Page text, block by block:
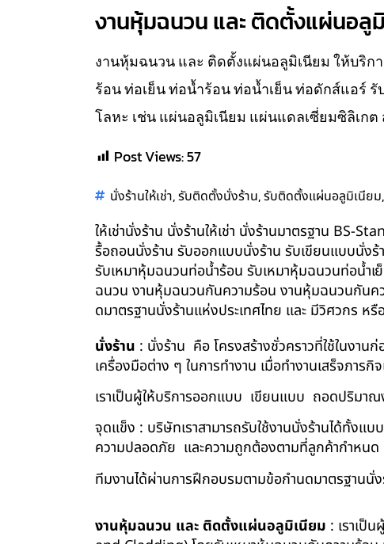
งานหุ้มฉนวน และ ติดตั้งแผ่นอลู
งานหุ้มฉนวน และ ติดตั้งแผ่นอลูมิเนียม ให้บริ
ร้อน ท่อเย็น ท่อน้ำร้อน ท่อน้ำเย็น ท่อดักส์แอร์
โลหะ เช่น แผ่นอลูมิเนียม แผ่นแดลเซี่ยมซิลิเก
Post Views:57
นั่งร้านให้เช่า,รับติดตั้งนั่งร้าน,รับติดตั้งแผ่นอลูมิเนียม,
ให้เช่านั่งร้าน นั่งร้านให้เช่า นั่งร้านมาตรฐาน
รื้อถอนนั่งร้าน รับออกแบบนั่งร้าน รับเขียนแบบนั่ง
รับเหมาหุ้มฉนวนท่อน้ำร้อน รับเหมาหุ้มฉนวนท่อน้ำ
ฉนวน งานหุ้มฉนวนกันความร้อน งานหุ้มฉนวนกันค
ดมาตรฐานนั่งร้านแห่งประเทศไทย และ มีวิศวกร ห
นั่งร้าน : นั่งร้าน คือ โครงสร้างชั่วคราวที่ใช้ในงา
เครื่องมือต่าง ๆ ในการทำงาน เมื่อทำงานเสร็จภา
เราเป็นผู้ให้บริการออกแบบ เขียนแบบ ถอดปริมา
จุดแข็ง : บริษัทเราสามารถรับใช้งานนั่งร้านได้ทั้ง
ความปลอดภัย และความถูกต้องตามที่ลูกค้ากำหนด
ทีมงานได้ผ่านการฝึกอบรมตามข้อกำนดมาตรฐาน
งานหุ้มฉนวน และ ติดตั้งแผ่นอลูมิเนียม : เราเป็